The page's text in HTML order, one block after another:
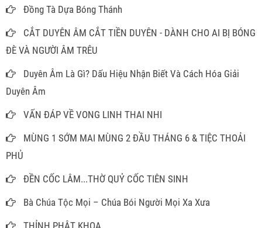
Đồng Tà Dựa Bóng Thánh
CẮT DUYÊN ÂM CẮT TIỀN DUYÊN - DÀNH CHO AI BỊ BÓNG
ĐÈ VÀ NGƯỜI ÂM TRÊU
Duyên Âm Là Gì? Dấu Hiệu Nhận Biết Và Cách Hóa Giải
Duyên Âm
VẤN ĐÁP VỀ VONG LINH THAI NHI
MÙNG 1 SỚM MAI MÙNG 2 ĐẦU THÁNG 6 & TIỆC THOẢI
PHỦ
ĐỀN CỐC LÂM...THỜ QUỶ CỐC TIÊN SINH
Bà Chúa Tộc Mọi – Chúa Bói Người Mọi Xa Xưa
THỈNH PHẬT KHOA